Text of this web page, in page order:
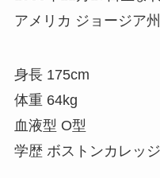
アメリカ ジョージア
身長 175cm
体重 64kg
血液型 O型
学歴 ボストンカレッ